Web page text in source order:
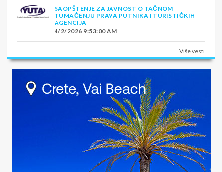
SAOPŠTENJE ZA JAVNOST O TAČNOM
TUMAČENJU PRAVA PUTNIKA I TURISTIČKIH
AGENCIJA
4/2/2026 9:53:00 AM
Više vesti